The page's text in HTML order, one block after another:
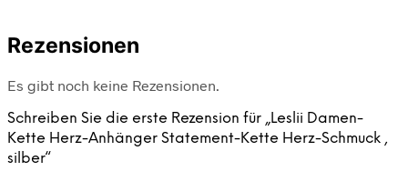
Rezensionen
Es gibt noch keine Rezensionen.
Schreiben Sie die erste Rezension für „Leslii Damen-
Kette Herz-Anhänger Statement-Kette Herz-Schmuck ,
silber“